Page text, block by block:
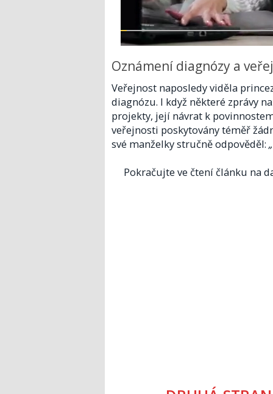
Oznámení diagnózy a
Veřejnost naposledy viděla
diagnózu. I když některé zprávy
projekty, její návrat k
veřejnosti poskytovány téměř
své manželky stručně odpověděl:
Pokračujte ve čtení článku na